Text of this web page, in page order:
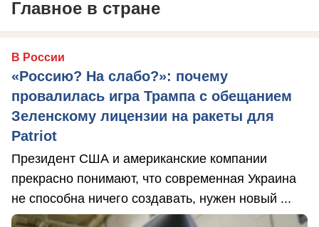
Главное в стране
В России
«Россию? На слабо?»: почему
провалилась игра Трампа с обещанием
Зеленскому лицензии на ракеты для
Patriot
Президент США и американские компании
прекрасно понимают, что современная Украина
не способна ничего создавать, нужен новый ...